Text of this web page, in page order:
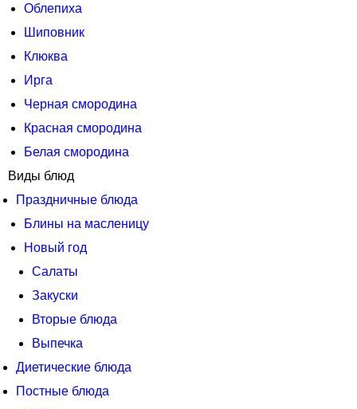
Облепиха
Шиповник
Клюква
Ирга
Черная смородина
Красная смородина
Белая смородина
Виды блюд
Праздничные блюда
Блины на масленицу
Новый год
Салаты
Закуски
Вторые блюда
Выпечка
Диетические блюда
Постные блюда